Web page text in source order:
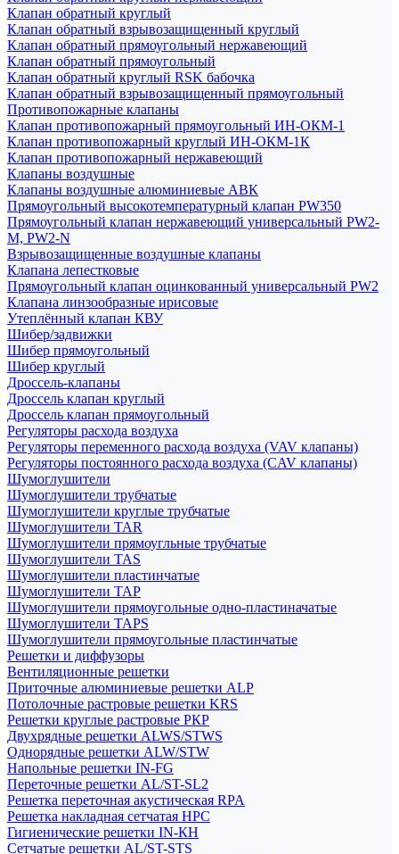
Клапан обратный круглый
Клапан обратный взрывозащищенный круглый
Клапан обратный прямоугольный нержавеющий
Клапан обратный прямоугольный
Клапан обратный круглый RSK бабочка
Клапан обратный взрывозащищенный прямоугольный
Противопожарные клапаны
Клапан противопожарный прямоугольный ИН-ОКМ-1
Клапан противопожарный круглый ИН-ОКМ-1К
Клапан противопожарный нержавеющий
Клапаны воздушные
Клапаны воздушные алюминиевые АВК
Прямоугольный высокотемпературный клапан PW350
Прямоугольный клапан нержавеющий универсальный PW2-
M, PW2-N
Взрывозащищенные воздушные клапаны
Клапана лепестковые
Прямоугольный клапан оцинкованный универсальный PW2
Клапана линзообразные ирисовые
Утеплённый клапан КВУ
Шибер/задвижки
Шибер прямоугольный
Шибер круглый
Дроссель-клапаны
Дроссель клапан круглый
Дроссель клапан прямоугольный
Регуляторы расхода воздуха
Регуляторы переменного расхода воздуха (VAV клапаны)
Регуляторы постоянного расхода воздуха (CAV клапаны)
Шумоглушители
Шумоглушители трубчатые
Шумоглушители круглые трубчатые
Шумоглушители TAR
Шумоглушители прямоугльные трубчатые
Шумоглушители TAS
Шумоглушители пластинчатые
Шумоглушители TAP
Шумоглушители прямоугольные одно-пластиначатые
Шумоглушители TAPS
Шумоглушители прямоугольные пластинчатые
Решетки и диффузоры
Вентиляционные решетки
Приточные алюминиевые решетки ALP
Потолочные растровые решетки KRS
Решетки круглые растровые РКР
Двухрядные решетки ALWS/STWS
Однорядные решетки ALW/STW
Напольные решетки IN-FG
Переточные решетки AL/ST-SL2
Решетка переточная акустическая RPA
Решетка накладная сетчатая НРС
Гигиенические решетки IN-КН
Сетчатые решетки AL/ST-STS